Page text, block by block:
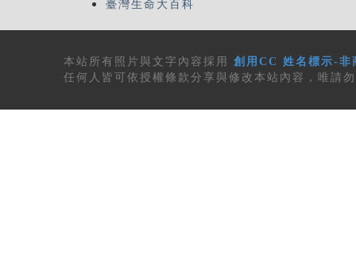
臺灣生命大百科
本站所有 照片與文字內容 採用 創用CC 姓名標示-
任何人皆可依授權條款分享與修改本站內容，唯請